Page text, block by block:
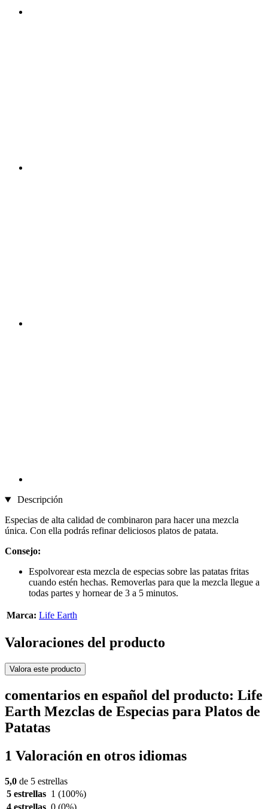
Descripción
Especias de alta calidad de combinaron para hacer una mezcla
única. Con ella podrás refinar deliciosos platos de patata.
Consejo:
Espolvorear esta mezcla de especias sobre las patatas fritas
cuando estén hechas. Removerlas para que la mezcla llegue a
todas partes y hornear de 3 a 5 minutos.
Marca: Life Earth
Valoraciones del producto
Valora este producto
comentarios en español del producto: Life
Earth Mezclas de Especias para Platos de
Patatas
1 Valoración en otros idiomas
5,0 de 5 estrellas
5 estrellas 1 (100%)
4 estrellas 0 (0%)